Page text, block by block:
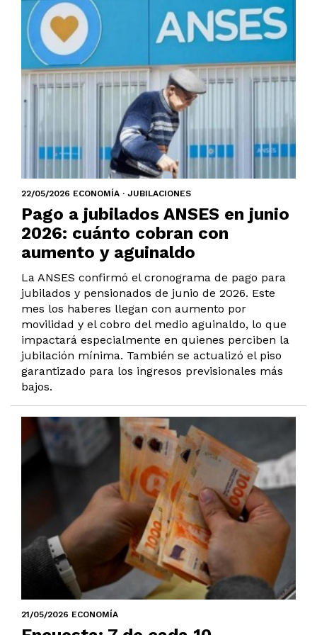
22/05/2026 ECONOMÍA · JUBILACIONES
Pago a jubilados ANSES en junio
2026: cuánto cobran con
aumento y aguinaldo
La ANSES confirmó el cronograma de pago para
jubilados y pensionados de junio de 2026. Este
mes los haberes llegan con aumento por
movilidad y el cobro del medio aguinaldo, lo que
impactará especialmente en quienes perciben la
jubilación mínima. También se actualizó el piso
garantizado para los ingresos previsionales más
bajos.
21/05/2026 ECONOMÍA